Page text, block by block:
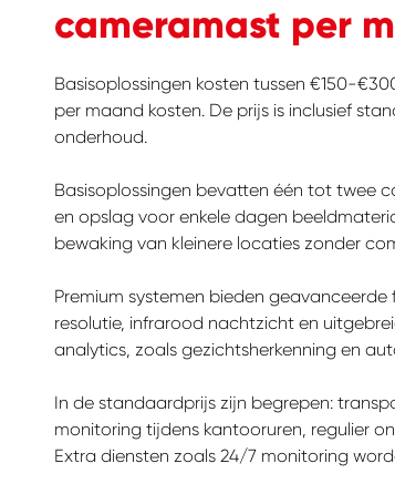
Waar ben
cameramast per
Basisoplossingen kosten tussen €150-
per maand kosten. De prijs is inclusief
onderhoud.
Basisoplossingen bevatten één tot twee
en opslag voor enkele dagen
bewaking van kleinere locaties zonder
Premium systemen bieden
resolutie, infrarood nachtzicht en
analytics, zoals gezichtsherkenning en
In de standaardprijs zijn begrepen:
monitoring tijdens kantooruren, regulier
Extra diensten zoals 24/7 monitoring